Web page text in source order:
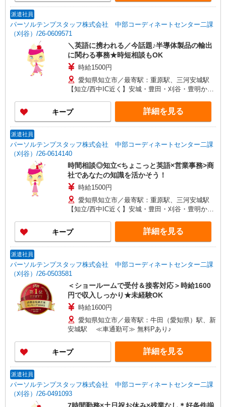
派遣社員
パーソルテンプスタッフ株式会社 中部コーディネートセンター二課
（刈谷）/26-0609571
＼英語に携われる／今話題♪半導体製品の輸出
に関わる事務★時短相談もOK
時給1500円
愛知県知立市／最寄駅：重原駅、三河安城駅
【知立/西中IC近く】安城・豊田・刈谷・豊明から
ご用意あります
キープ 詳細を見る
派遣社員
パーソルテンプスタッフ株式会社 中部コーディネートセンター二課
（刈谷）/26-0614140
時間相談◎知立<ちょこっと英語×営業事務>商
社であなたの知識を活かそう！
時給1500円
愛知県知立市／最寄駅：重原駅、三河安城駅
【知立/西中IC近く】安城・豊田・刈谷・豊明から
ご用意あります
キープ 詳細を見る
派遣社員
パーソルテンプスタッフ株式会社 中部コーディネートセンター二課
（刈谷）/26-0503581
＜ショールームで受付＆接客対応＞時給1600
円で収入しっかり★未経験OK
時給1600円
愛知県知立市／最寄駅：牛田（愛知県）駅、新
安城駅 ≪車通勤可≫ 無料Pあり♪
キープ 詳細を見る
派遣社員
パーソルテンプスタッフ株式会社 中部コーディネートセンター二課
（刈谷）/26-0491093